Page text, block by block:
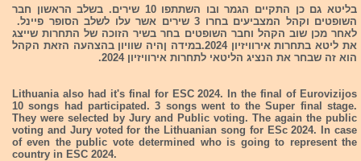
בליטא גם כן התקיים הגמר ובו השתתפו 10 שירים. בשלב הראשון חבר
השופטים וקהל המצביעים בחרו 3 שירים אשר עלו לשלב הסופר פיינל.
לאחר מכן שוב הקהל וחבר השופטים בחר בשיר הזוכה של התחרות שייצג
את ליטא בתחרות אירוויזיון 2024.במידה ןהיה שוויון בהצהעה הזאת הקהל
הוא זה שבחר את הנציג הליטאי לתחרות אירוויזיון 2024.
Lithuania also had it's final for ESC 2024. In the final of Eurovizijos
10 songs had participated. 3 songs went to the Super final stage.
They were selected by Jury and Public voting. The again the public
voting and Jury voted for the Lithuanian song for ESc 2024. In case
of even the public vote determined who is going to represent the
country in ESC 2024.